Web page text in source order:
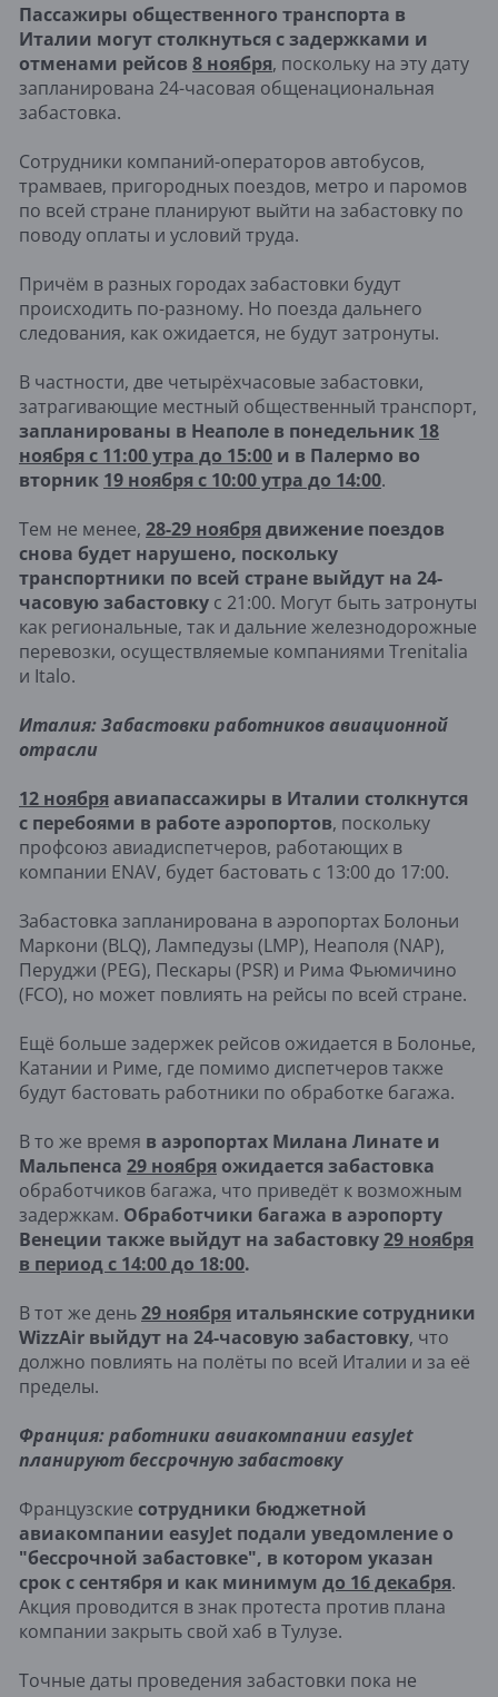
Пассажиры общественного транспорта в
Италии могут столкнуться с задержками и
отменами рейсов 8 ноября, поскольку на эту дату
запланирована 24-часовая общенациональная
забастовка.
Сотрудники компаний-операторов автобусов,
трамваев, пригородных поездов, метро и паромов
по всей стране планируют выйти на забастовку по
поводу оплаты и условий труда.
Причём в разных городах забастовки будут
происходить по-разному. Но поезда дальнего
следования, как ожидается, не будут затронуты.
В частности, две четырёхчасовые забастовки,
затрагивающие местный общественный транспорт,
запланированы в Неаполе в понедельник 18
ноября с 11:00 утра до 15:00 и в Палермо во
вторник 19 ноября с 10:00 утра до 14:00.
Тем не менее, 28-29 ноябрядвижение поездов
снова будет нарушено, поскольку
транспортники по всей стране выйдут на 24-
часовую забастовку с 21:00. Могут быть затронуты
как региональные, так и дальние железнодорожные
перевозки, осуществляемые компаниями Trenitalia
и Italo.
Италия: Забастовки работников авиационной
отрасли
12 ноябряавиапассажиры в Италии столкнутся
с перебоями в работе аэропортов, поскольку
профсоюз авиадиспетчеров, работающих в
компании ENAV, будет бастовать с 13:00 до 17:00.
Забастовка запланирована в аэропортах Болоньи
Маркони (BLQ), Лампедузы (LMP), Неаполя (NAP),
Перуджи (PEG), Пескары (PSR) и Рима Фьюмичино
(FCO), но может повлиять на рейсы по всей стране.
Ещё больше задержек рейсов ожидается в Болонье,
Катании и Риме, где помимо диспетчеров также
будут бастовать работники по обработке багажа.
В то же время в аэропортах Милана Линате и
Мальпенса 29 ноябряожидается забастовка
обработчиков багажа, что приведёт к возможным
задержкам. Обработчики багажа в аэропорту
Венеции также выйдут на забастовку29 ноября
в период с 14:00 до 18:00.
В тот же день29 ноября итальянские сотрудники
WizzAir выйдут на 24-часовую забастовку, что
должно повлиять на полёты по всей Италии и за её
пределы.
Франция: работники авиакомпании easyJet
планируют бессрочную забастовку
Французские сотрудники бюджетной
авиакомпании easyJet подали уведомление о
"бессрочной забастовке", в котором указан
срок с сентября и как минимум до 16 декабря.
Акция проводится в знак протеста против плана
компании закрыть свой хаб в Тулузе.
Точные даты проведения забастовки пока не